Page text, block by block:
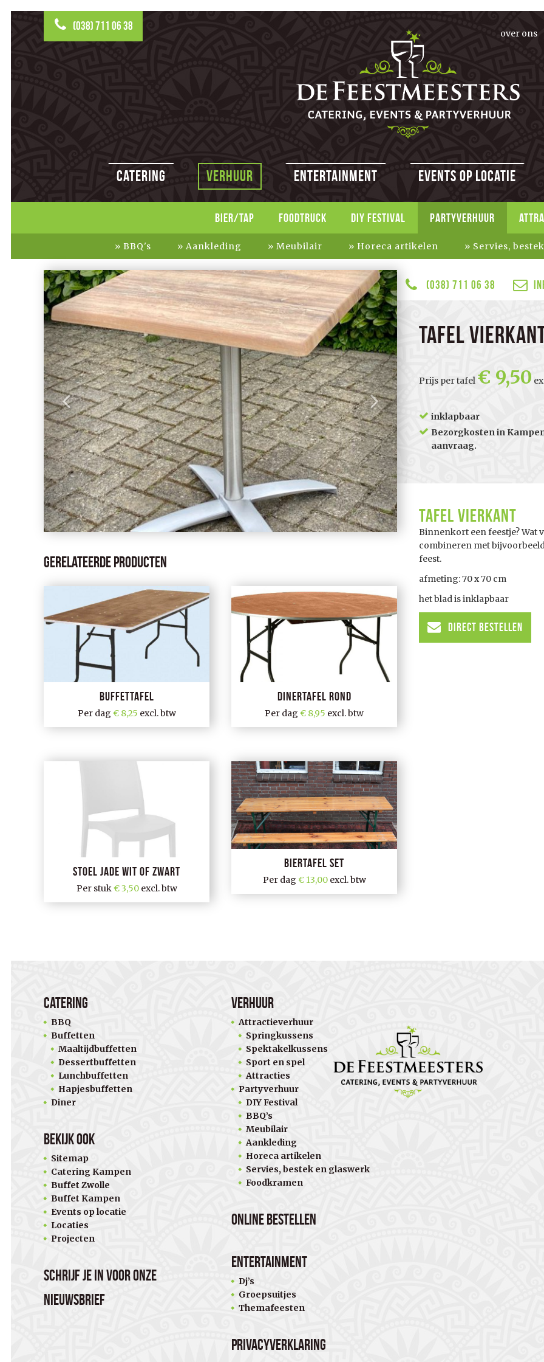
(038) 711 06 38
over ons
Catering Verhuur Entertainment Events op locatie
BIER/TAP FOODTRUCK DIY FESTIVAL PARTYVERHUUR
BBQ's Aankleding Meubilair Horeca artikelen Servies,
(038) 711 06 38
tafel
Prijs per tafel 9,50
inklapbaar
Bezorgkosten in
aanvraag.
Tafel vierkant
Binnenkort een feestje? Wat
combineren met
feest.
afmeting: 70 x 70 cm
het blad is inklapbaar
Direct Bestellen
Gerelateerde producten
Buffettafel
Per dag 8,25 excl. btw
Dinertafel rond
Per dag 8,95 excl. btw
Stoel Jade wit of zwart
Per stuk 3,50excl. btw
Biertafel set
Per dag 13,00excl. btw
Catering
BBQ
Buffetten
Maaltijdbuffetten
Dessertbuffetten
Lunchbuffetten
Hapjesbuffetten
Diner
Bekijk ook
Sitemap
Catering Kampen
Buffet Zwolle
Buffet Kampen
Events op locatie
Locaties
Projecten
Schrijf je in voor onze
nieuwsbrief
Verhuur
Attractieverhuur
Springkussens
Spektakelkussens
Sport en spel
Attracties
Partyverhuur
DIY Festival
BBQ’s
Meubilair
Aankleding
Horeca artikelen
Servies, bestek en glaswerk
Foodkramen
Online bestellen
Entertainment
Dj’s
Groepsuitjes
Themafeesten
Privacyverklaring